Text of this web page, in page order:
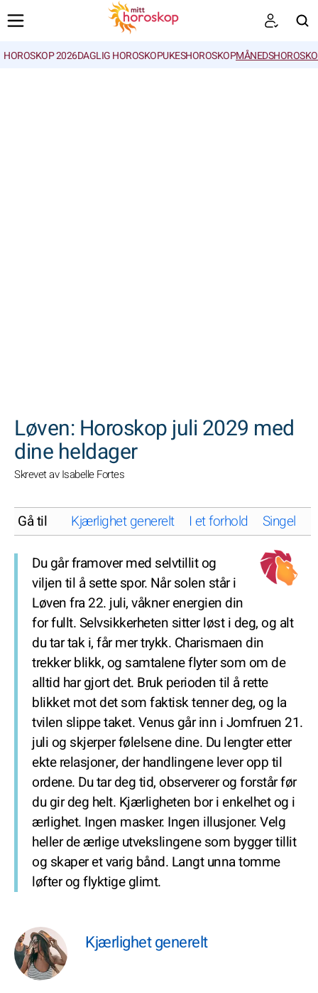
HOROSKOP 2026DAGLIG HOROSKOPUKESHOROSKOP
Løven: Horoskop juli 2029 med
dine heldager
Skrevet av Isabelle Fortes
Gå til Kjærlighet generelt I et forhold Singel
Du går framover med selvtillit og
viljen til å sette spor. Når solen står i
Løven fra 22. juli, våkner energien din
for fullt. Selvsikkerheten sitter løst i deg, og alt
du tar tak i, får mer trykk. Charismaen din
trekker blikk, og samtalene flyter som om de
alltid har gjort det. Bruk perioden til å rette
blikket mot det som faktisk tenner deg, og la
tvilen slippe taket. Venus går inn i Jomfruen 21.
juli og skjerper følelsene dine. Du lengter etter
ekte relasjoner, der handlingene lever opp til
ordene. Du tar deg tid, observerer og forstår før
du gir deg helt. Kjærligheten bor i enkelhet og i
ærlighet. Ingen masker. Ingen illusjoner. Velg
heller de ærlige utvekslingene som bygger tillit
og skaper et varig bånd. Langt unna tomme
løfter og flyktige glimt.
Kjærlighet generelt